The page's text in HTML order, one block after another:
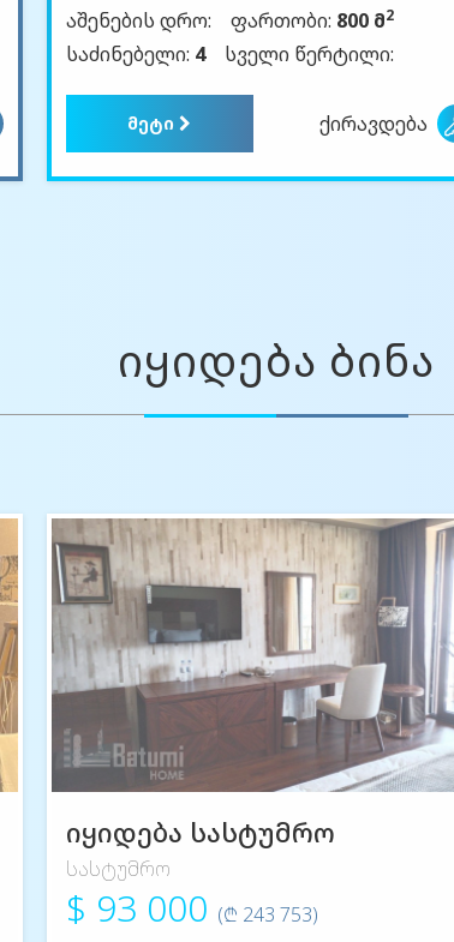
აშენების დრო:
ფართობი: 800 მ2
საძინებელი: 4 სველი წერტილი:
მეტი ქირავდება
იყიდება ბინა
იყიდება სასტუმრო
სასტუმრო
$ 93 000 (₾ 243 753)